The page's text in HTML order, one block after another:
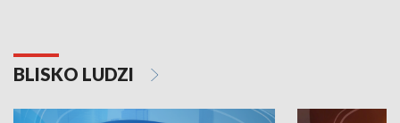
BLISKO LUDZI